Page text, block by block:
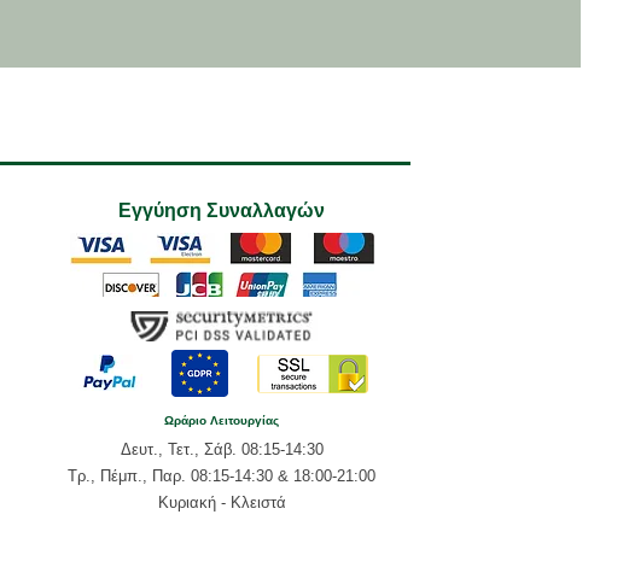
Εγγύηση Συναλλαγών
Ωράριο Λειτουργίας
Δευτ., Τετ., Σάβ. 08:15-14:30
Τρ., Πέμπ., Παρ. 08:15-14:30 & 18:00-21:00
Κυριακή - Κλειστά